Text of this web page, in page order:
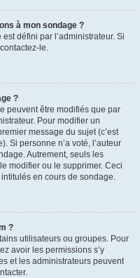
à mon sondage ?
défini par l’administrateur. Si
le.
?
peuvent être modifiés que par
Pour modifier un
message du sujet (c’est
Si personne n’a voté, l’auteur
Autrement, seuls les
modifier ou le supprimer. Ceci
en cours de sondage.
?
utilisateurs ou groupes. Pour
avoir les permissions s’y
et les administrateurs peuvent